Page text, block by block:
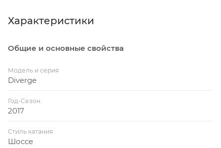
преодолевать сложные участки.
Характеристики
Общие и основные свойства
Модель и серия
Diverge
Год-Сезон
2017
Стиль катания
Шоссе